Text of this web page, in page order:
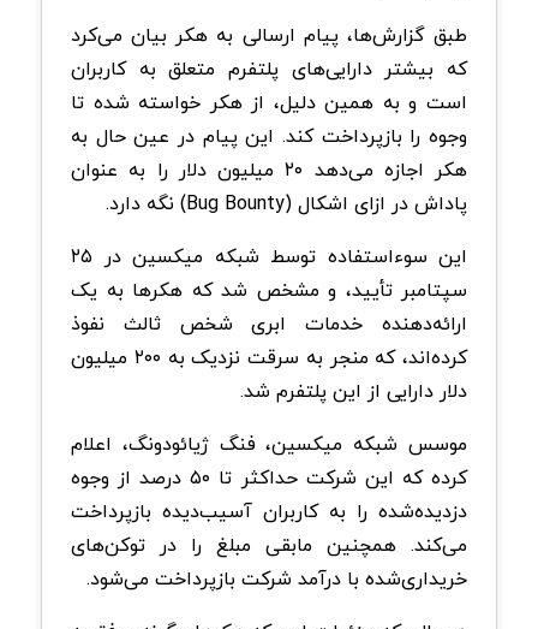
طبق گزارش‌ها، پیام ارسالی به هکر بیان می‌کرد
که بیشتر دارایی‌های پلتفرم متعلق به کاربران
است و به همین دلیل، از هکر خواسته شده تا
وجوه را بازپرداخت کند. این پیام در عین حال به
هکر اجازه می‌دهد ۲۰ میلیون دلار را به عنوان
پاداش در ازای اشکال (Bug Bounty) نگه دارد.
این سوء‌استفاده توسط شبکه میکسین در ۲۵
سپتامبر تأیید، و مشخص شد که هکرها به یک
ارائه‌دهنده خدمات ابری شخص ثالث نفوذ
کرده‌اند، که منجر به سرقت نزدیک به ۲۰۰ میلیون
دلار دارایی از این پلتفرم شد.
موسس شبکه میکسین، فنگ ژیائودونگ، اعلام
کرده که این شرکت حداکثر تا ۵۰ درصد از وجوه
دزدیده‌شده را به کاربران آسیب‌دیده بازپرداخت
می‌کند. همچنین مابقی مبلغ را در توکن‌های
خریداری‌شده با درآمد شرکت بازپرداخت می‌شود.